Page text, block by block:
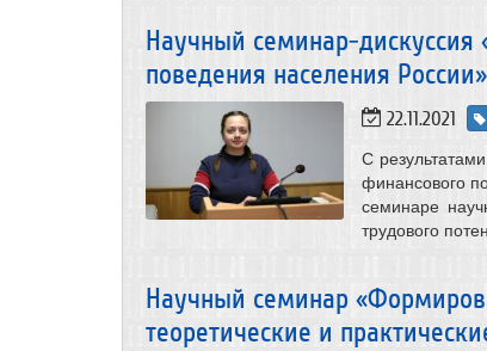
Научный семинар-дискуссия
поведения населения России»
22.11.2021
С
финансового
семинаре
трудового
Научный семинар
теоретические и